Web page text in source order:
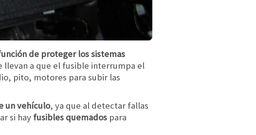
de proteger los sistemas
llevan a que el fusible interrumpa el
pito, motores para subir las
un vehículo, ya que al detectar fallas
si hay fusibles quemados para